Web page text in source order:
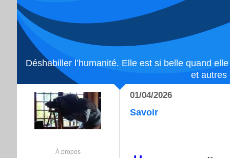
Déshabiller l’humanité. Elle est si belle quand
et autres
À propos
01/04/2026
Savoir